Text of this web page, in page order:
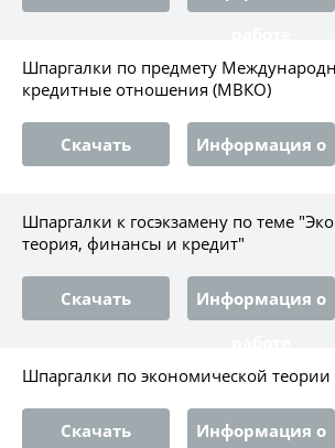
Шпаргалки по предмету
кредитные отношения (МВКО)
Скачать
Информация о
Шпаргалки к госэкзамену по теме
теория, финансы и кредит"
Скачать
Информация о
Шпаргалки по экономической теории
Скачать
Информация о